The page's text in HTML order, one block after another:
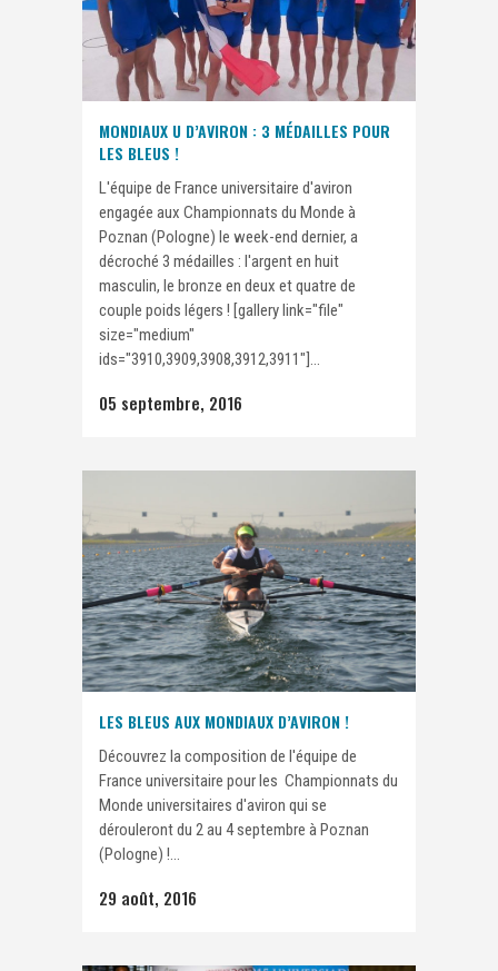
MONDIAUX U D’AVIRON : 3 MÉDAILLES POUR
LES BLEUS !
L'équipe de France universitaire d'aviron
engagée aux Championnats du Monde à
Poznan (Pologne) le week-end dernier, a
décroché 3 médailles : l'argent en huit
masculin, le bronze en deux et quatre de
couple poids légers ! [gallery link="file"
size="medium"
ids="3910,3909,3908,3912,3911"]...
05 septembre, 2016
LES BLEUS AUX MONDIAUX D’AVIRON !
Découvrez la composition de l'équipe de
France universitaire pour les Championnats du
Monde universitaires d'aviron qui se
dérouleront du 2 au 4 septembre à Poznan
(Pologne) !...
29 août, 2016